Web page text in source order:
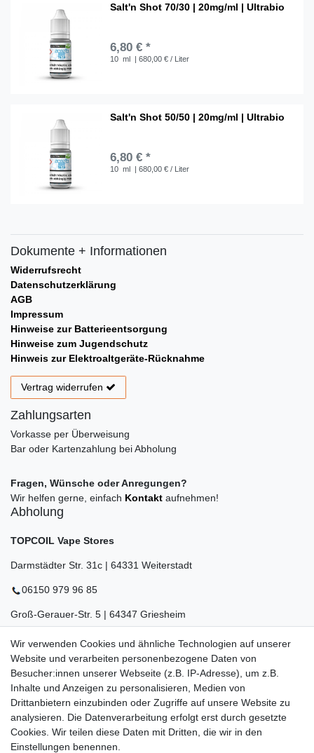
Salt'n Shot 70/30 | 20mg/ml | Ultrabio
6,80 € *
10 ml | 680,00 € / Liter
Salt'n Shot 50/50 | 20mg/ml | Ultrabio
6,80 € *
10 ml | 680,00 € / Liter
Dokumente + Informationen
Widerrufsrecht
Datenschutzerklärung
AGB
Impressum
Hinweise zur Batterieentsorgung
Hinweise zum Jugendschutz
Hinweis zur Elektroaltgeräte-Rücknahme
Vertrag widerrufen
Zahlungsarten
Vorkasse per Überweisung
Bar oder Kartenzahlung bei Abholung
Fragen, Wünsche oder Anregungen?
Wir helfen gerne, einfach Kontakt aufnehmen!
Abholung
TOPCOIL Vape Stores
Darmstädter Str. 31c | 64331 Weiterstadt
06150 979 96 85
Groß-Gerauer-Str. 5 | 64347 Griesheim
06155 834 88 58
Eberstädter Str. 21 | 64319 Pfungstadt
06157 984 88 55
Öffnungszeiten finden Sie hier: www.topcoil.de
E-MAIL **
Newsletter
Wir verwenden Cookies und ähnliche Technologien auf unserer
Website und verarbeiten personenbezogene Daten von
Besucher:innen unserer Webseite (z.B. IP-Adresse), um z.B.
Inhalte und Anzeigen zu personalisieren, Medien von
Drittanbietern einzubinden oder Zugriffe auf unsere Website zu
analysieren. Die Datenverarbeitung erfolgt erst durch gesetzte
Cookies. Wir teilen diese Daten mit Dritten, die wir in den
Einstellungen benennen.